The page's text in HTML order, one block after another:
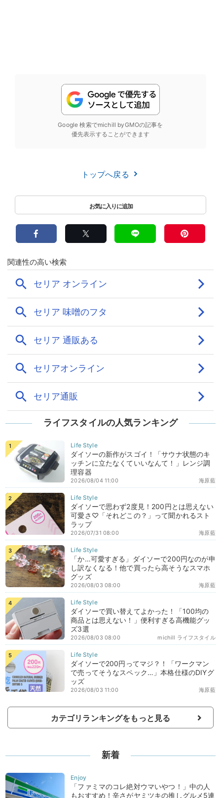
Google 検索でmichill byGMOの記事を
優先表示することができます
トップへ戻る
ライフスタイルの人気ランキング
ダイソーの新作がスゴイ！「サウナ状態のキ
ッチンに立たなくていいなんて！」レンジ調
理容器
海原藍
2026/08/04 11:00
ダイソーで思わず2度見！200円とは思えない
可愛さ♡「それどこの？」って聞かれるスト
ラップ
海原藍
2026/07/31 08:00
「か…可愛すぎる」ダイソーで200円なのが申
し訳なくなる！他で買ったら高そうなスマホ
グッズ
海原藍
2026/08/03 08:00
ダイソーで買い替えてよかった！「100均の
商品とは思えない！」便利すぎる高機能グッ
ズ3選
michill ライフスタイル
2026/08/03 08:00
ダイソーで200円ってマジ？！「ワークマン
で売ってそうなスペック…」本格仕様のDIYグ
ッズ
海原藍
2026/08/03 11:00
カテゴリランキングをもっと見る
新着
「ファミマのコレ絶対ウマいやつ！」中の人
もおすすめ！辛さがヤミツキの推しグルメ5連